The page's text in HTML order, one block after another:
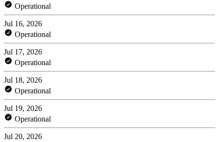
Operational
Jul 16, 2026
Operational
Jul 17, 2026
Operational
Jul 18, 2026
Operational
Jul 19, 2026
Operational
Jul 20, 2026